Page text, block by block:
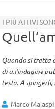
I PIÙ ATTIVI
Quando si tratta
di un’indagine
testa. A
Marco